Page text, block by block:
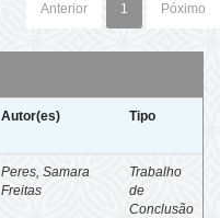
Anterior 1 Póximo
Autor(es) Tipo
Peres, Samara
Freitas
Trabalho
de
Conclusão